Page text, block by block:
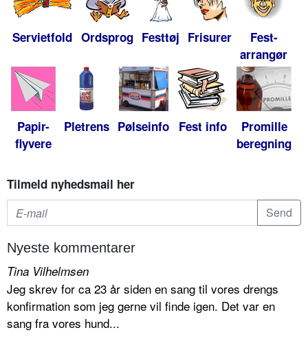
Servietfold Ordsprog Festtøj Frisurer
Fest-
arrangør
Papir-
flyvere
Pletrens Pølseinfo Fest info
Promille
beregning
Tilmeld nyhedsmail her
Nyeste kommentarer
Tina Vilhelmsen
Jeg skrev for ca 23 år siden en sang til vores drengs
konfirmation som jeg gerne vil finde igen. Det var en
sang fra vores hund...